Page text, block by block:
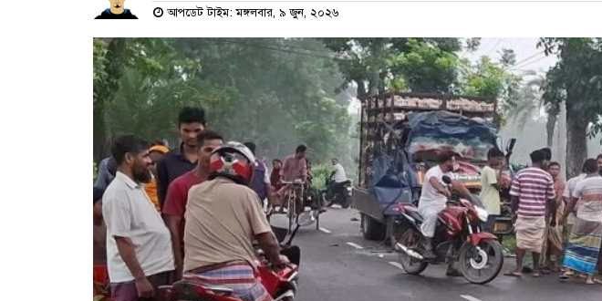
আপডেট টাইম: মঙ্গলবার, ৯ জুন, ২০২৬